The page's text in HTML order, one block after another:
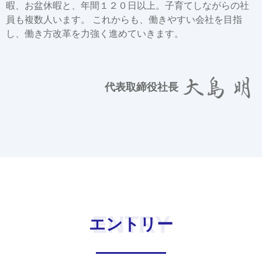
暇、お盆休暇と、年間１２０日以上。子育てしながらの社
員も複数人います。 これからも、働きやすい会社を目指
し、働き方改革を力強く進めていきます。
代表取締役社長
エントリー
ENTRY